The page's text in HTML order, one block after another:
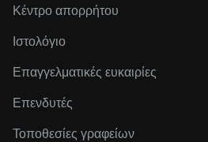
Κέντρο απορρήτου
Ιστολόγιο
Επαγγελματικές ευκαιρίες
Επενδυτές
Τοποθεσίες γραφείων